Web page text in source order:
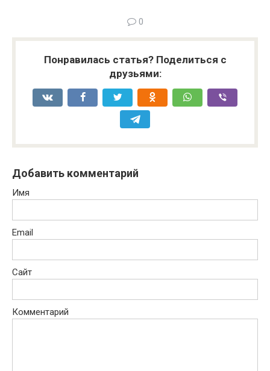
0
Понравилась статья? Поделиться с
друзьями:
Добавить комментарий
Имя
Email
Сайт
Комментарий